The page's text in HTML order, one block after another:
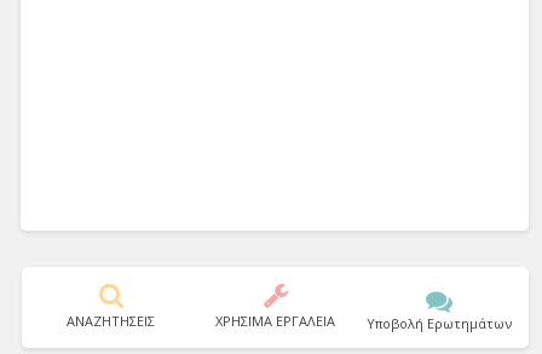
ΑΝΑΖΗΤΗΣΕΙΣ ΧΡΗΣΙΜΑ ΕΡΓΑΛΕΙΑ Υποβολή Ερωτημάτων